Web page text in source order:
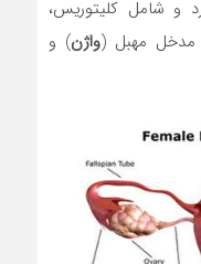
و شامل کلیتوریس،
مهبل (واژن) و